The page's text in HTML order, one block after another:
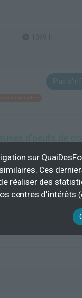
Plus
d'oeufs de
28 h
sur
Ces
réaliser des
centres d'intérêts (